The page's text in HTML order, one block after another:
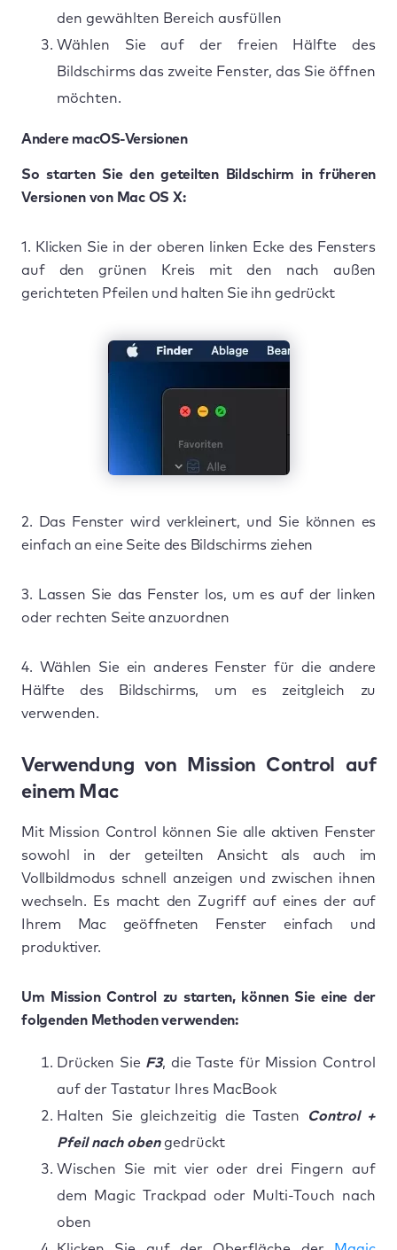
den gewählten Bereich ausfüllen
Wählen Sie auf der freien Hälfte des
Bildschirms das zweite Fenster, das Sie öffnen
möchten.
Andere macOS-Versionen
So starten Sie den geteilten Bildschirm in früheren
Versionen von Mac OS X:
1. Klicken Sie in der oberen linken Ecke des Fensters
auf den grünen Kreis mit den nach außen
gerichteten Pfeilen und halten Sie ihn gedrückt
2. Das Fenster wird verkleinert, und Sie können es
einfach an eine Seite des Bildschirms ziehen
3. Lassen Sie das Fenster los, um es auf der linken
oder rechten Seite anzuordnen
4. Wählen Sie ein anderes Fenster für die andere
Hälfte des Bildschirms, um es zeitgleich zu
verwenden.
Verwendung von Mission Control auf
einem Mac
Mit Mission Control können Sie alle aktiven Fenster
sowohl in der geteilten Ansicht als auch im
Vollbildmodus schnell anzeigen und zwischen ihnen
wechseln. Es macht den Zugriff auf eines der auf
Ihrem Mac geöffneten Fenster einfach und
produktiver.
Um Mission Control zu starten, können Sie eine der
folgenden Methoden verwenden:
Drücken Sie F3, die Taste für Mission Control
auf der Tastatur Ihres MacBook
Halten Sie gleichzeitig die Tasten
Control +
Pfeil nach obengedrückt
Wischen Sie mit vier oder drei Fingern auf
dem Magic Trackpad oder Multi-Touch nach
oben